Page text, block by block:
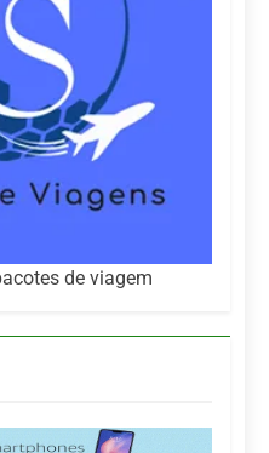
de viagem